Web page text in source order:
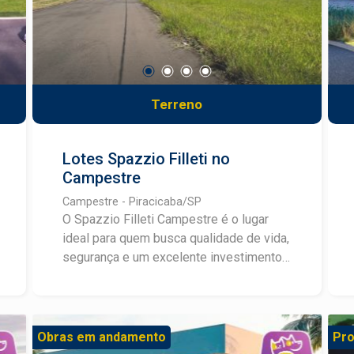
disso, o valor competitivo de R$ 750,00
por m² torna o Recanto Campestre uma
excelente oportunidade tanto para
moradia quanto para investimento. Se
desenvolvimento, com boa infraestrutura
Recanto Campestre é a escolha certa.
Terreno
Lotes Spazzio Filleti no
Campestre
Campestre - Piracicaba/SP
O Spazzio Filleti Campestre é o lugar
ideal para quem busca qualidade de vida,
segurança e um excelente investimento.
planejado para oferecer conforto e bem-
Obras em andamento